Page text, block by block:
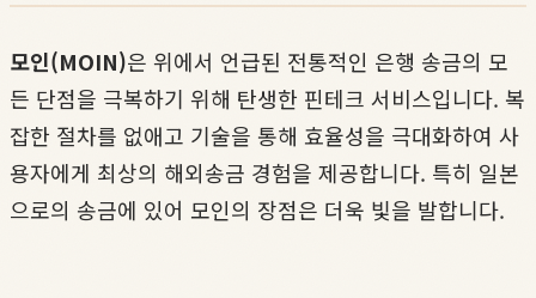
모인(MOIN)은 위에서 언급된 전통적인 은행 송금의 모
든 단점을 극복하기 위해 탄생한 핀테크 서비스입니다. 복
잡한 절차를 없애고 기술을 통해 효율성을 극대화하여 사
용자에게 최상의 해외송금 경험을 제공합니다. 특히 일본
으로의 송금에 있어 모인의 장점은 더욱 빛을 발합니다.